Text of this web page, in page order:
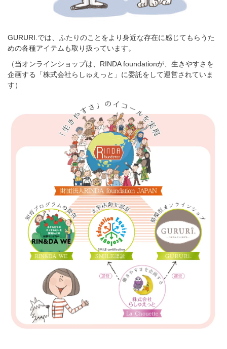
GURURI.では、ふたりのことをより身近な存在に感じてもらうた
めの各種アイテムも取り扱っています。
（当オンラインショップは、RINDA foundationが、生きやすさを
企画する「株式会社らしゅえっと」に委託をして運営されていま
す）